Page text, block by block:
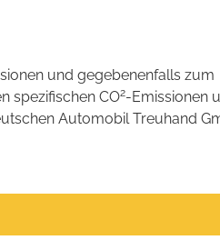
und gegebenenfalls zum
spezifischen CO2-Emissionen
Automobil Treuhand